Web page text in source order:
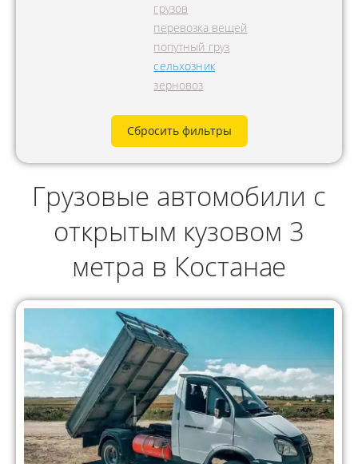
грузов
перевозка вещей
попутный груз
сельхозник
зерновоз
Сбросить фильтры
Грузовые автомобили с
открытым кузовом 3
метра в Костанае